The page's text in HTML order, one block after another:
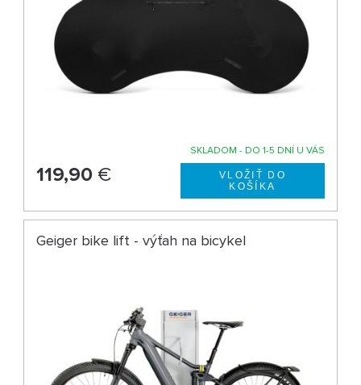
SKLADOM - DO 1-5 DNÍ U VÁS
119,90 €
Geiger bike lift - výťah na bicykel